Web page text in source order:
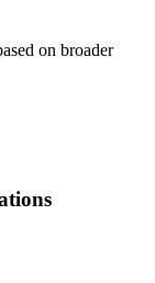
on broader